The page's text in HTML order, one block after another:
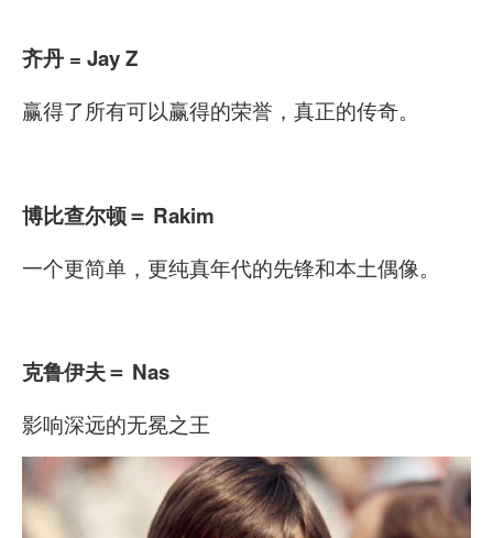
齐丹 = Jay Z
赢得了所有可以赢得的荣誉，真正的传奇。
博比查尔顿＝ Rakim
一个更简单，更纯真年代的先锋和本土偶像。
克鲁伊夫＝ Nas
影响深远的无冕之王